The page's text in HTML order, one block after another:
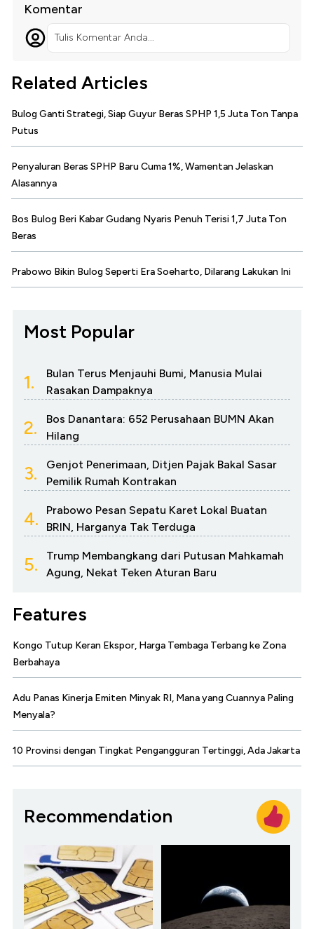
Komentar
Tulis Komentar Anda...
Related Articles
Bulog Ganti Strategi, Siap Guyur Beras SPHP 1,5 Juta Ton Tanpa
Putus
Penyaluran Beras SPHP Baru Cuma 1%, Wamentan Jelaskan
Alasannya
Bos Bulog Beri Kabar Gudang Nyaris Penuh Terisi 1,7 Juta Ton
Beras
Prabowo Bikin Bulog Seperti Era Soeharto, Dilarang Lakukan Ini
Most Popular
1.
Bulan Terus Menjauhi Bumi, Manusia Mulai
Rasakan Dampaknya
2.
Bos Danantara: 652 Perusahaan BUMN Akan
Hilang
3.
Genjot Penerimaan, Ditjen Pajak Bakal Sasar
Pemilik Rumah Kontrakan
4.
Prabowo Pesan Sepatu Karet Lokal Buatan
BRIN, Harganya Tak Terduga
5.
Trump Membangkang dari Putusan Mahkamah
Agung, Nekat Teken Aturan Baru
Features
Kongo Tutup Keran Ekspor, Harga Tembaga Terbang ke Zona
Berbahaya
Adu Panas Kinerja Emiten Minyak RI, Mana yang Cuannya Paling
Menyala?
10 Provinsi dengan Tingkat Pengangguran Tertinggi, Ada Jakarta
Recommendation